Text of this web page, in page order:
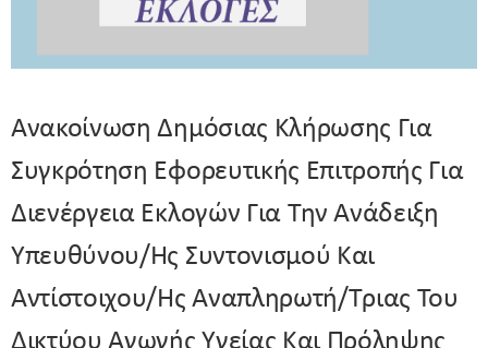
Ανακοίνωση Δημόσιας Κλήρωσης Για
Συγκρότηση Εφορευτικής Επιτροπής Για
Διενέργεια Εκλογών Για Την Ανάδειξη
Υπευθύνου/ης Συντονισμού Και
Αντίστοιχου/ης Αναπληρωτή/τριας Του
Δικτύου Αγωγής Υγείας Και Πρόληψης